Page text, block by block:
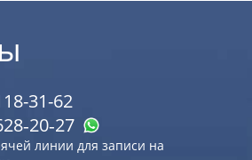
31-62
линии для записи на